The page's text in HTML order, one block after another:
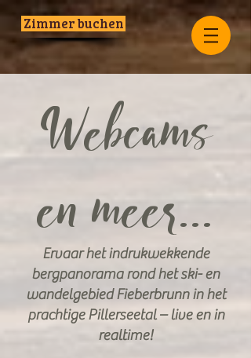
Zimmer buchen
Webcams
en meer...
Ervaar het indrukwekkende
bergpanorama rond het ski- en
wandelgebied Fieberbrunn in het
prachtige Pillerseetal – live en in
realtime!